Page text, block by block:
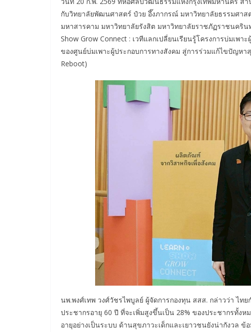
กับวิทยาลัยพัฒนศาสตร์ ป๋วย อึ๊งภากรณ์ มหาวิทยาลัยธรรมศา
มหาสารคาม มหาวิทยาลัยรังสิต มหาวิทยาลัยราชภัฏราชนคริ
Show Grow Connect : เวทีแลกเปลี่ยนเรียนรู้โครงการบ่มเพา
ของศูนย์บ่มเพาะผู้ประกอบการทางสังคม สู่การร่วมแก้ไขปัญหา
Reboot)
นพ.พงศ์เทพ วงศ์วัชรไพบูลย์ ผู้จัดการกองทุน สสส. กล่าวว่า ไ
ประชากรอายุ 60 ปี ที่จะเพิ่มสูงขึ้นเป็น 28% ของประชากรทั้ง
อายุอย่างเป็นระบบ ด้านสุขภาวะเด็กและเยาวชนยังน่ากังวล